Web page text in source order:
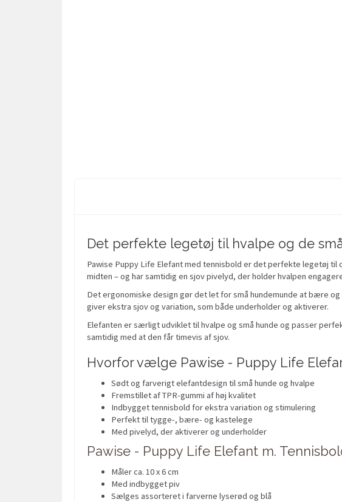
Det perfekte legetøj til hvalpe og de
Pawise Puppy Life Elefant med tennisbold er det perfekte legetøj
midten – og har samtidig en sjov pivelyd, der holder hvalpen
Det ergonomiske design gør det let for små hundemunde at bære
giver ekstra sjov og variation, som både underholder og aktiverer.
Elefanten er særligt udviklet til hvalpe og små hunde og passer
samtidig med at den får timevis af sjov.
Hvorfor vælge Pawise - Puppy Life
Sødt og farverigt elefantdesign til små hunde og hvalpe
Fremstillet af TPR-gummi af høj kvalitet
Indbygget tennisbold for ekstra variation og stimulering
Perfekt til tygge-, bære- og kastelege
Med pivelyd, der aktiverer og underholder
Pawise - Puppy Life Elefant m.
Måler ca. 10 x 6 cm
Med indbygget piv
Sælges assorteret i farverne lyserød og blå